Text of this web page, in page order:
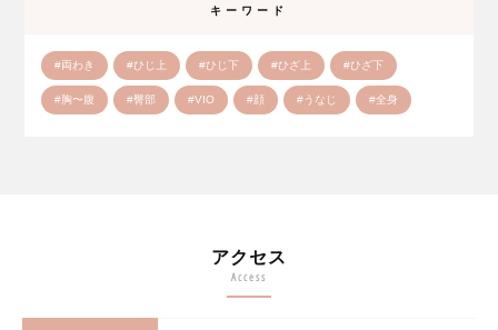
キーワード
#両わき #ひじ上 #ひじ下 #ひざ上 #ひざ下
#胸〜腹 #臀部 #VIO #顔 #うなじ #全身
アクセス
Access